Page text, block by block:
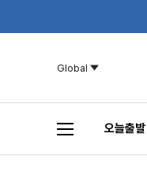
Global
오늘출발